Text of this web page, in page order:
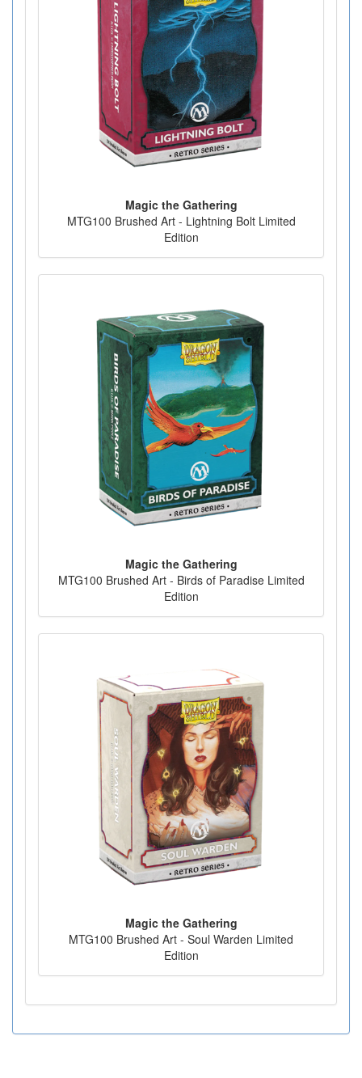
Magic the Gathering
MTG100 Brushed Art - Lightning Bolt Limited
Edition
Magic the Gathering
MTG100 Brushed Art - Birds of Paradise Limited
Edition
Magic the Gathering
MTG100 Brushed Art - Soul Warden Limited
Edition